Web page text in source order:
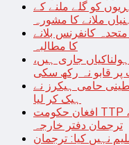
کو گلے ملنے کے
ملانے کا مشورہ
کانفرنس بلانے
کا مطالبہ
جاری ہیں،
پر قابو نہ رکھ سکی
حامی ہیکرز نے
ہیک کر لیا
افغان حکومت TTP قیادت کو پاکستان کے حوالے کرے،
ترجمان دفتر خارجہ
نہیں کیا: ترجمان